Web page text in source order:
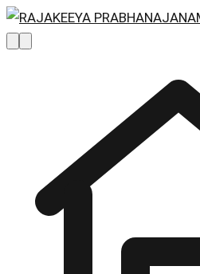
Skip to main content